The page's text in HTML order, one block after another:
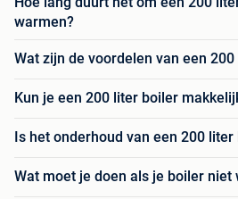
warmen?
Wat zijn de voordelen van een
Kun je een 200 liter boiler
Is het onderhoud van een 200
Wat moet je doen als je boiler niet